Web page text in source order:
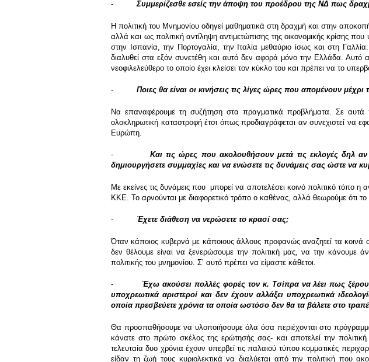
-Συμμερίζεσθε εσείς την άποψη του προέδρου της ΝΔ πως
Η πολιτική του Μνημονίου οδηγεί μαθηματικά στη δραχμή και στην
αλλά και ως πολιτική αντίληψη αντιμετώπισης της οικονομικής κρίσης
στην Ισπανία, την Πορτογαλία, την Ιταλία μεθαύριο ίσως και στη
διαλυθεί στα εξόν συνετέθη και αυτό δεν αφορά μόνο την Ελλάδα. Αυτό
νεοφιλελεύθερο το οποίο έχει κλείσει τον κύκλο του και πρέπει να το
- Ποιες θα είναι οι κινήσεις τις λίγες ώρες που απομένουν μέχρι
Να επαναφέρουμε τη συζήτηση στα πραγματικά προβλήματα. Σε
ολοκληρωτική καταστροφή έτσι όπως προδιαγράφεται αν συνεχιστεί να
Ευρώπη.
- Και τις ώρες που ακολουθήσουν μετά τις εκλογές δηλ
δημιουργήσετε συμμαχίες και να ενώσετε τις δυνάμεις σας ώστε να
Με εκείνες τις δυνάμεις που μπορεί να αποτελέσει κοινό πολιτικό τόπο
ΚΚΕ. Το αρνούνται με διαφορετικό τρόπο ο καθένας, αλλά θεωρούμε ότι
- Έχετε διάθεση να νερώσετε το κρασί σας;
Όταν κάποιος κυβερνά με κάποιους άλλους προφανώς αναζητεί τα κοινά
δεν θέλουμε είναι να ξενερώσουμε την πολιτική μας, να την κάνουμε
πολιτικής του μνημονίου. Σʼ αυτό πρέπει να είμαστε κάθετοι.
- Έχω ακούσει πολλές φορές τον κ. Τσίπρα να λέει πως
υποχρεωτικά αριστεροί και δεν έχουν αλλάξει υποχρεωτικά
οποία πρεσβεύετε χρόνια τα οποία ωστόσο δεν θα τα βάλετε στο
Θα προσπαθήσουμε να υλοποιήσουμε όλα όσα περιέχονται στο
κάνατε στο πρώτο σκέλος της ερώτησής σας- και αποτελεί την
τελευταία δυο χρόνια έχουν υπερβεί τις παλαιού τύπου κομματικές
είδαν τη ζωή τους κυριολεκτικά να διαλύεται από την πολιτική